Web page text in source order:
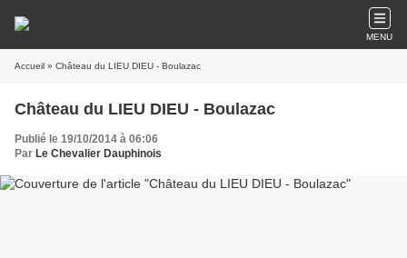
MENU
Accueil » Château du LIEU DIEU - Boulazac
Château du LIEU DIEU - Boulazac
Publié le 19/10/2014 à 06:06
Par Le Chevalier Dauphinois